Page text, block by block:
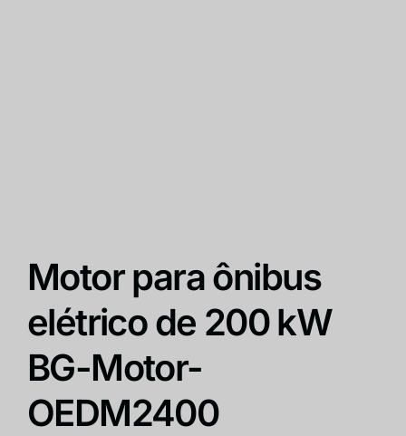
Motor para ônibus
elétrico de 200 kW
BG-Motor-
OEDM2400